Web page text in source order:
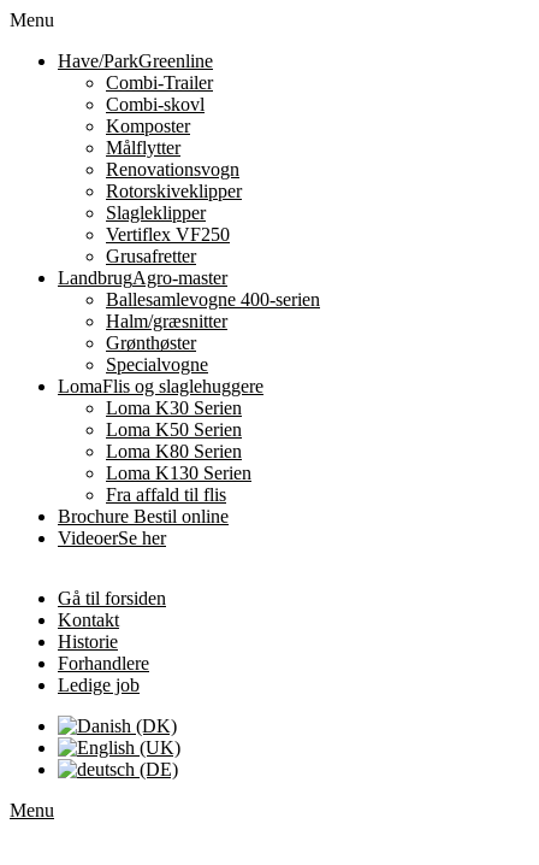
Menu
Have/ParkGreenline
Combi-Trailer
Combi-skovl
Komposter
Målflytter
Renovationsvogn
Rotorskiveklipper
Slagleklipper
Vertiflex VF250
Grusafretter
LandbrugAgro-master
Ballesamlevogne 400-serien
Halm/græsnitter
Grønthøster
Specialvogne
LomaFlis og slaglehuggere
Loma K30 Serien
Loma K50 Serien
Loma K80 Serien
Loma K130 Serien
Fra affald til flis
Brochure Bestil online
VideoerSe her
Gå til forsiden
Kontakt
Historie
Forhandlere
Ledige job
Menu